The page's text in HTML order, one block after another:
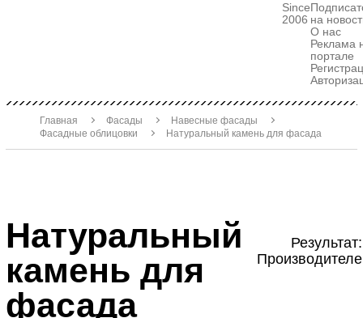
Since
2006 на
О нас
Реклама
портале
Главная Фасады
Навесные фасады
Фасадные облицовки
Натуральный камень для фасада
Натуральный
камень для
фасада